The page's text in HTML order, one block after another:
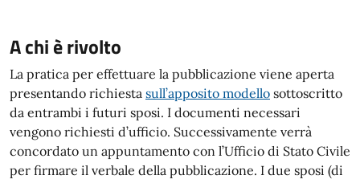
A chi è rivolto
La pratica per effettuare la pubblicazione viene aperta
presentando richiesta sull’apposito modello sottoscritto
da entrambi i futuri sposi. I documenti necessari
vengono richiesti d’ufficio. Successivamente verrà
concordato un appuntamento con l’Ufficio di Stato Civile
per firmare il verbale della pubblicazione. I due sposi (di